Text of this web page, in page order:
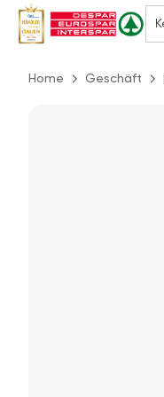
Home Geschäft